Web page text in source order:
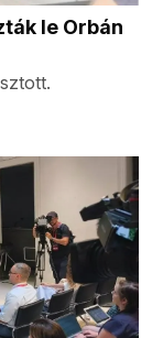
le Orbán